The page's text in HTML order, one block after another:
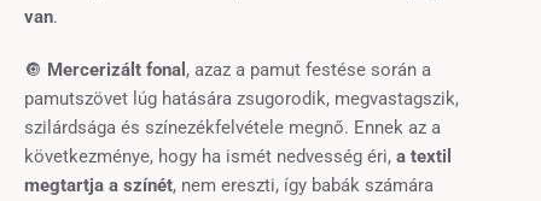
van.
🔘 Mercerizált fonal , azaz a pamut festése során a
pamutszövet lúg hatására zsugorodik, megvastagszik,
szilárdsága és színezékfelvétele megnő. Ennek az a
következménye, hogy ha ismét nedvesség éri, a textil
megtartja a színét, nem ereszti, így babák számára